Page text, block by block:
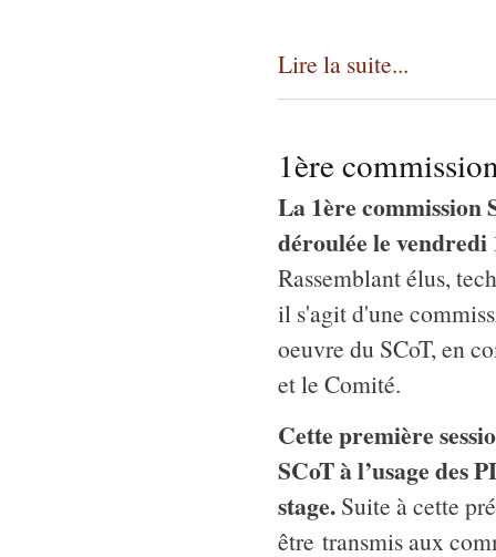
Lire la suite...
1ère
La 1ère commission
déroulée le
Rassemblant élus,
il s'agit d'une
oeuvre du SCoT, en
et le Comité.
Cette première
SCoT à l’usage des
stage. Suite à cette
être transmis aux